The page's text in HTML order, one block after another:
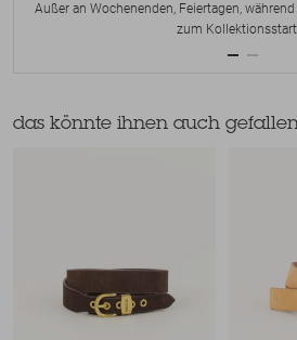
Außer an Wochenenden, Feiertagen,
zum
das könnte ihnen auch